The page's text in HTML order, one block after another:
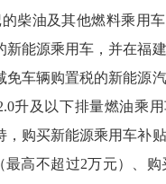
柴油及其他燃料乘用车
新能源乘用车，并在福
车辆购置税的新能源汽
升及以下排量燃油乘
，购买新能源乘用车补
最高不超过2万元）、购